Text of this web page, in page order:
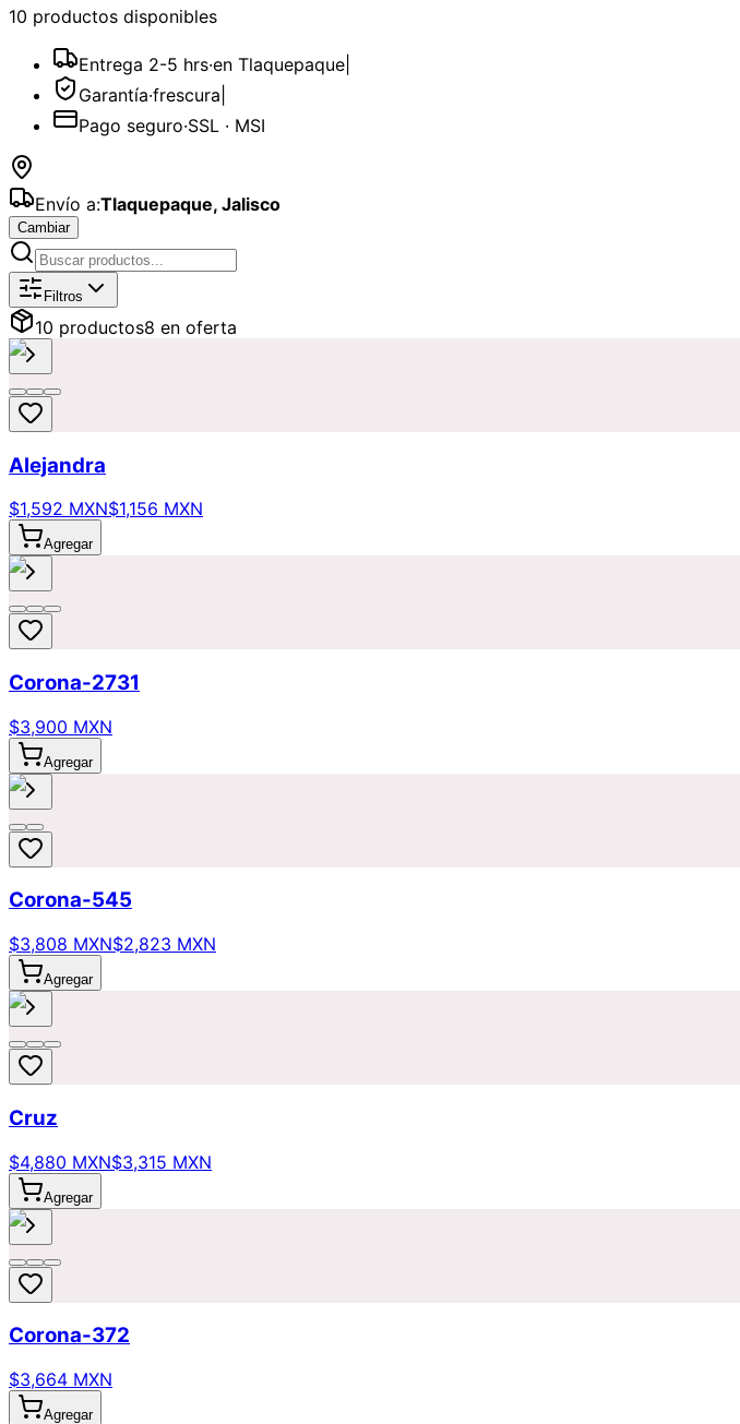
10 productos disponibles
Entrega 2-5 hrs·en Tlaquepaque
Garantía·frescura
Pago seguro·SSL · MSI
Envío a:Tlaquepaque, Jalisco
Cambiar
Catálogo deCondolencias
Filtros
10 productos8 en oferta
Alejandra
$1,592 MXN$1,156 MXN
Agregar
Corona-2731
$3,900 MXN
Agregar
Corona-545
$3,808 MXN$2,823 MXN
Agregar
Cruz
$4,880 MXN$3,315 MXN
Agregar
Corona-372
$3,664 MXN
Agregar